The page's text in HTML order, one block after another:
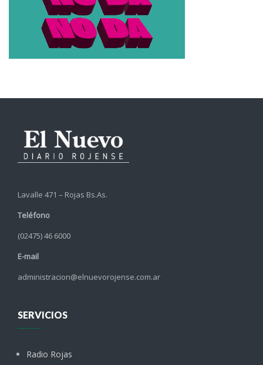
Lavalle 471 – Rojas Bs.As.
Teléfono
(02475) 46 6000
E-mail
administracion@elnuevorojense.com.ar
SERVICIOS
Radio Rojas